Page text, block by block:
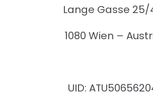
Lange Gasse 25/
1080 Wien –
UID: